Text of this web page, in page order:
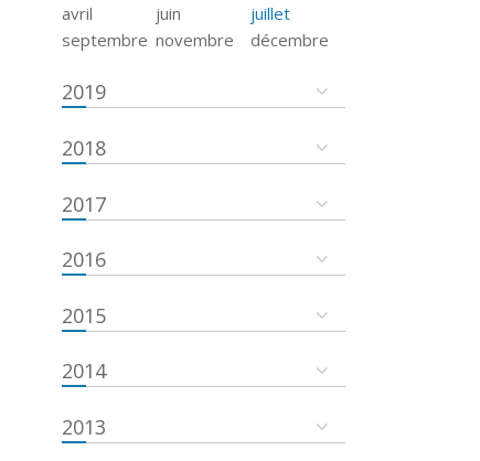
avril
juin
juillet
septembre novembre décembre
2019
2018
2017
2016
2015
2014
2013